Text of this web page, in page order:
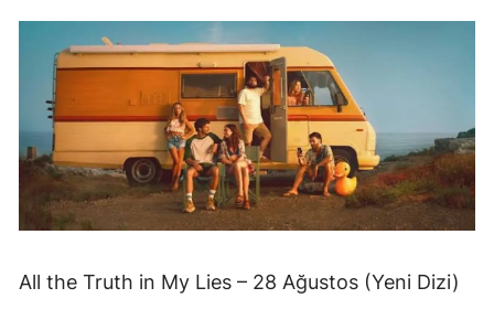
All the Truth in My Lies – 28 Ağustos (Yeni Dizi)